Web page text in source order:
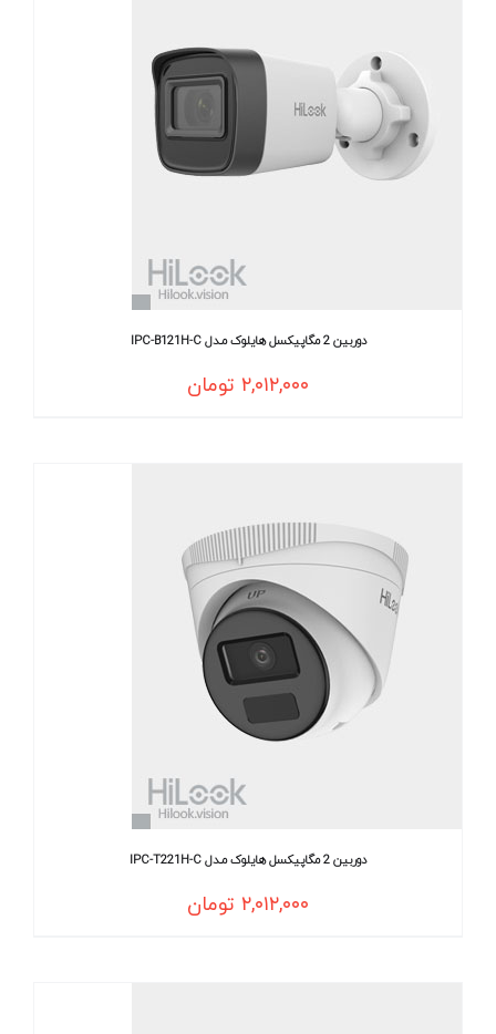
دوربین 2 مگاپیکسل هایلوک مـدل IPC-B121H-C
۲,۰۱۲,۰۰۰ تومان
دوربین 2 مگاپیکسل هایلوک مـدل IPC-T221H-C
۲,۰۱۲,۰۰۰ تومان